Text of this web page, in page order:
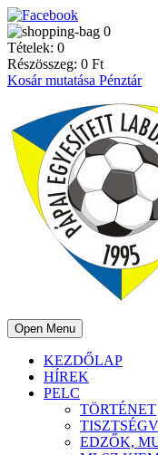
0
Tételek: 0
Részösszeg: 0 Ft
Kosár mutatása Pénztár
Open Menu
KEZDŐLAP
HÍREK
PELC
TÖRTÉNET
EDZŐK,